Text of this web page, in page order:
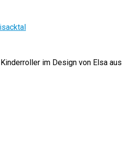
im Design von Elsa aus